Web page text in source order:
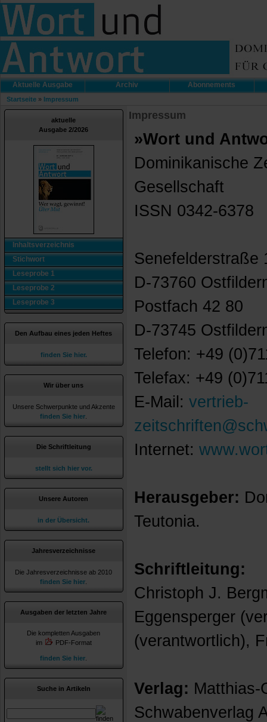
Aktuelle Ausgabe Archiv Abonnements
Startseite » Impressum
aktuelle
Ausgabe 2/2026
Inhaltsverzeichnis
Stichwort
Leseprobe 1
Leseprobe 2
Leseprobe 3
Den Aufbau eines jeden Heftes
finden Sie hier.
Wir über uns
Unsere Schwerpunkte und Akzente
finden Sie hier
Die Schriftleitung
stellt sich hier vor.
Unsere Autoren
in der Übersicht.
Jahresverzeichnisse
Die Jahresverzeichnisse ab 2010
finden Sie hier
Ausgaben der letzten Jahre
Die kompletten Ausgaben
im
PDF-Format
finden Sie hier
Suche in Artikeln
Impressum
»Wort und
Dominikanische
Gesellschaft
ISSN 0342-6378
Senefelderstraße
D-73760
Postfach 42 80
D-73745
Telefon: +49
Telefax: +49
E-Mail: vertrieb-
Internet:
Herausgeber:
Teutonia.
Schriftleitung:
Christoph J.
Eggensperger
(verantwortlich),
Verlag: Matthias-
Schwabenverlag